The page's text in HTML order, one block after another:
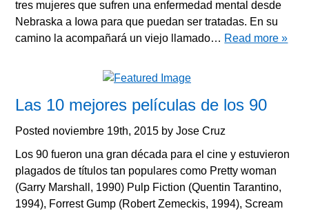
tres mujeres que sufren una enfermedad mental desde
Nebraska a Iowa para que puedan ser tratadas. En su
camino la acompañará un viejo llamado… Read more »
Las 10 mejores películas de los 90
Posted noviembre 19th, 2015 byJose Cruz
Los 90 fueron una gran década para el cine y estuvieron
plagados de títulos tan populares como Pretty woman
(Garry Marshall, 1990) Pulp Fiction (Quentin Tarantino,
1994), Forrest Gump (Robert Zemeckis, 1994), Scream